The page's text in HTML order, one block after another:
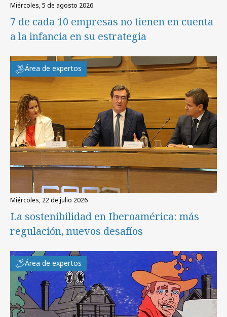
miércoles, 5 de agosto 2026
7 de cada 10 empresas no tienen en cuenta
a la infancia en su estrategia
Área de expertos
miércoles, 22 de julio 2026
La sostenibilidad en Iberoamérica: más
regulación, nuevos desafíos
Área de expertos